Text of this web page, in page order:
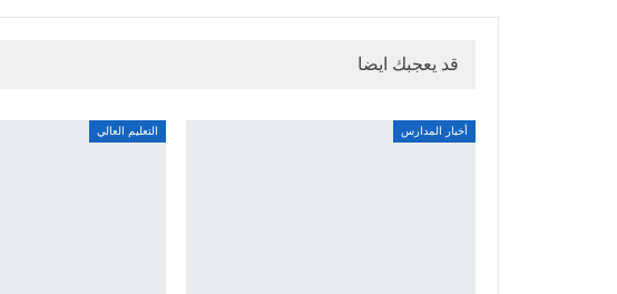
قد يعجبك ايضا
أخبار المدارس التعليم العالي